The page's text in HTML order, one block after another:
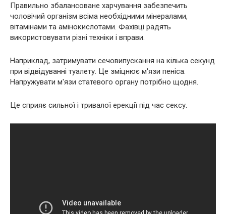
Правильно збалансоване харчування забезпечить
чоловічий організм всіма необхідними мінералами,
вітамінами та амінокислотами. Фахівці радять
використовувати різні техніки і вправи.
Наприклад, затримувати сечовипускання на кілька секунд
при відвідуванні туалету. Це зміцнює м'язи пеніса.
Напружувати м'язи статевого органу потрібно щодня.
Це сприяє сильної і тривалої ерекції під час сексу.